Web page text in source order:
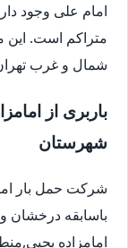
امام علی وجود
متراکم است. این
شمال و غرب
باربری از
شهرستان
شرکت حمل بار
باسابقه
امامزاده